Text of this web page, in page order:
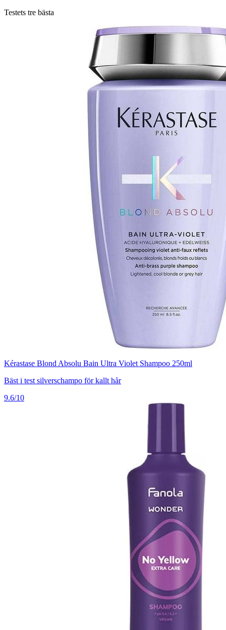
Testets tre bästa
Kérastase Blond Absolu Bain Ultra Violet Shampoo 250ml
Bäst i test silverschampo för kallt hår
9.6/10